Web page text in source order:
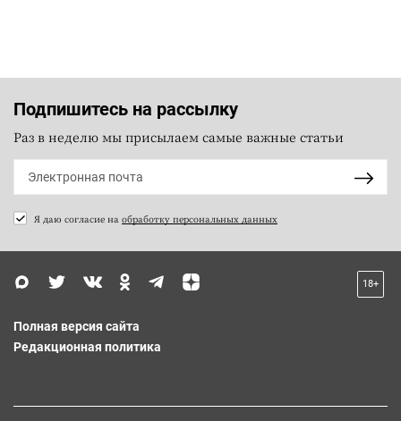
Подпишитесь на рассылку
Раз в неделю мы присылаем самые важные статьи
Я даю согласие на обработку персональных данных
18+
Полная версия сайта
Редакционная политика